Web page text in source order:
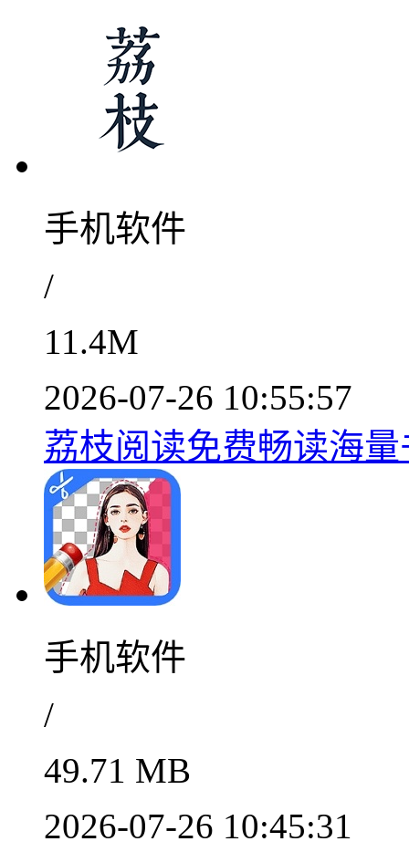
手机软件
/
11.4M
2026-07-26 10:55:57
荔枝阅读免费畅读海
手机软件
/
49.71 MB
2026-07-26 10:45:31